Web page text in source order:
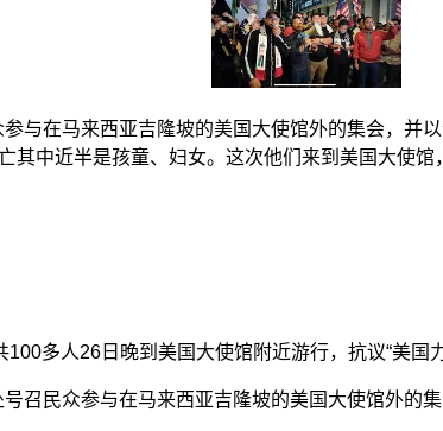
与在马来西亚吉隆坡的美国大使馆外的集会，
中近半是孩童、妇女。这次他们来到美国大使
多人26日晚到美国大使馆附近游行，抗议“美
召民众参与在马来西亚吉隆坡的美国大使馆外的